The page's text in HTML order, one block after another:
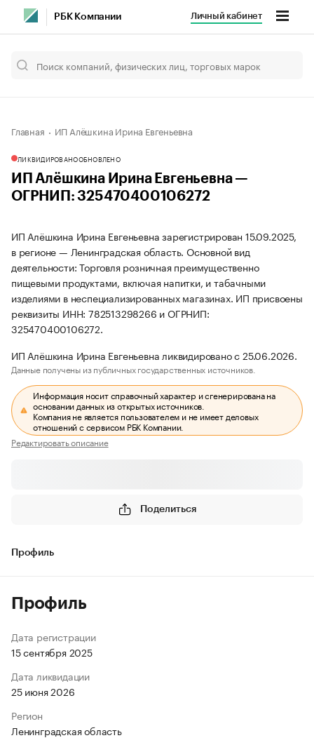
РБК Компании Личный кабинет
Главная ИП Алёшкина Ирина Евгеньевна
ЛИКВИДИРОВАНООБНОВЛЕНО
ИП Алёшкина Ирина Евгеньевна —
ОГРНИП: 325470400106272
ИП Алёшкина Ирина Евгеньевна зарегистрирован 15.09.2025,
в регионе — Ленинградская область. Основной вид
деятельности: Торговля розничная преимущественно
пищевыми продуктами, включая напитки, и табачными
изделиями в неспециализированных магазинах. ИП присвоены
реквизиты ИНН: 782513298266 и ОГРНИП:
325470400106272.
ИП Алёшкина Ирина Евгеньевна ликвидировано с 25.06.2026.
Данные получены из публичных государственных источников.
Информация носит справочный характер и сгенерирована на
основании данных из открытых источников.
Компания не является пользователем и не имеет деловых
отношений с сервисом РБК Компании.
Редактировать описание
Поделиться
Профиль
Профиль
Дата регистрации
15 сентября 2025
Дата ликвидации
25 июня 2026
Регион
Ленинградская область